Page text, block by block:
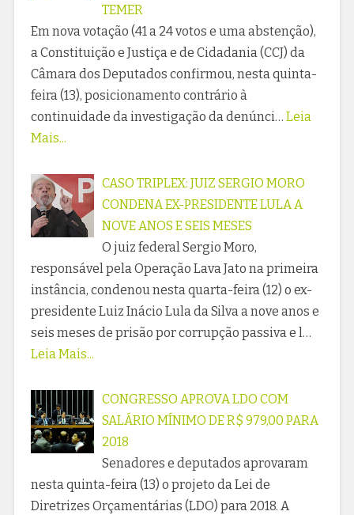
TEMER
Em nova votação (41 a 24 votos e uma abstenção),
a Constituição e Justiça e de Cidadania (CCJ) da
Câmara dos Deputados confirmou, nesta quinta-
feira (13), posicionamento contrário à
continuidade da investigação da denúnci… Leia
Mais...
CASO TRIPLEX: JUIZ SERGIO MORO
CONDENA EX-PRESIDENTE LULA A
NOVE ANOS E SEIS MESES
O juiz federal Sergio Moro,
responsável pela Operação Lava Jato na primeira
instância, condenou nesta quarta-feira (12) o ex-
presidente Luiz Inácio Lula da Silva a nove anos e
seis meses de prisão por corrupção passiva e l…
Leia Mais...
CONGRESSO APROVA LDO COM
SALÁRIO MÍNIMO DE R$ 979,00 PARA
2018
Senadores e deputados aprovaram
nesta quinta-feira (13) o projeto da Lei de
Diretrizes Orçamentárias (LDO) para 2018. A